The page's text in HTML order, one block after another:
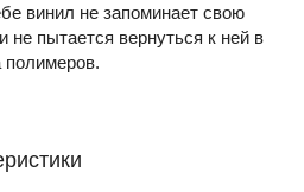
винил не запоминает свою
пытается вернуться к ней в
полимеров.